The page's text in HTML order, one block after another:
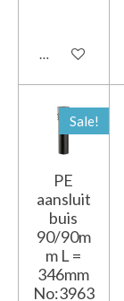
In winkelwagen
Sale!
PE
aansluit
buis
90/90m
m L =
346mm
No:3963